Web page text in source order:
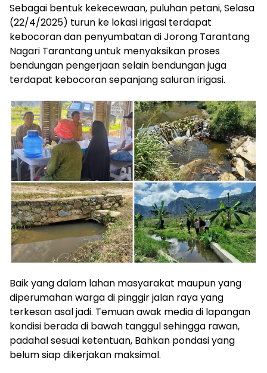
Sebagai bentuk kekecewaan, puluhan petani, Selasa
(22/4/2025) turun ke lokasi irigasi terdapat
kebocoran dan penyumbatan di Jorong Tarantang
Nagari Tarantang untuk menyaksikan proses
bendungan pengerjaan selain bendungan juga
terdapat kebocoran sepanjang saluran irigasi.
Baik yang dalam lahan masyarakat maupun yang
diperumahan warga di pinggir jalan raya yang
terkesan asal jadi. Temuan awak media di lapangan
kondisi berada di bawah tanggul sehingga rawan,
padahal sesuai ketentuan, Bahkan pondasi yang
belum siap dikerjakan maksimal.